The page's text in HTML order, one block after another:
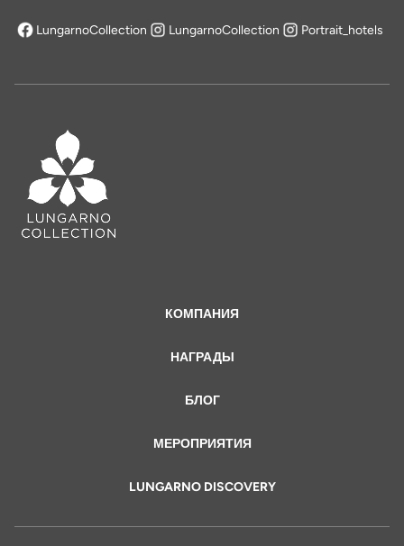
КОМПАНИЯ
НАГРАДЫ
БЛОГ
МЕРОПРИЯТИЯ
LUNGARNO DISCOVERY
LungarnoCollection
открывается в новой вкладке
LungarnoCollection Portrait_hotels